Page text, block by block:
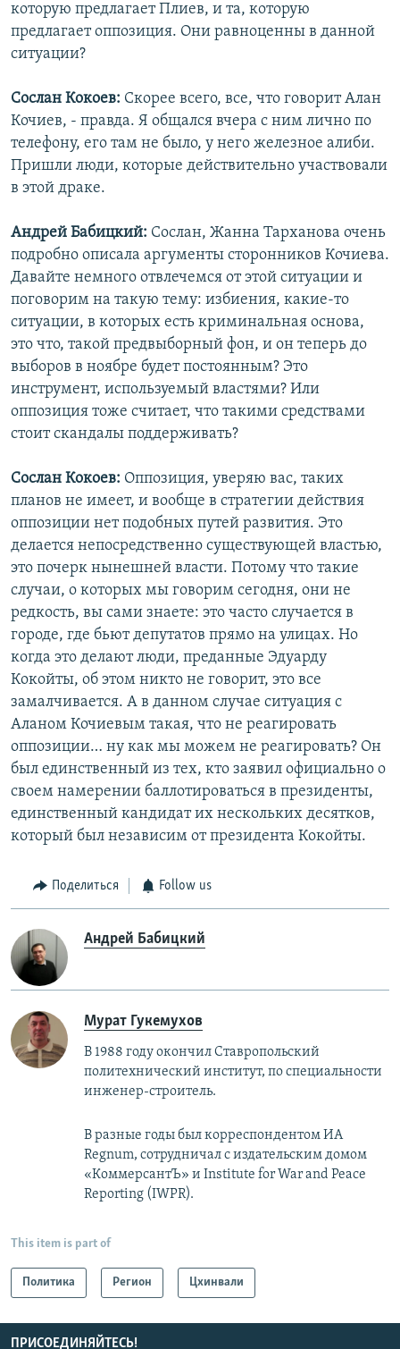
которую предлагает Плиев, и та, которую
предлагает оппозиция. Они равноценны в данной
ситуации?
Сослан Кокоев: Скорее всего, все, что говорит Алан
Кочиев, - правда. Я общался вчера с ним лично по
телефону, его там не было, у него железное алиби.
Пришли люди, которые действительно участвовали
в этой драке.
Андрей Бабицкий: Сослан, Жанна Тарханова очень
подробно описала аргументы сторонников Кочиева.
Давайте немного отвлечемся от этой ситуации и
поговорим на такую тему: избиения, какие-то
ситуации, в которых есть криминальная основа,
это что, такой предвыборный фон, и он теперь до
выборов в ноябре будет постоянным? Это
инструмент, используемый властями? Или
оппозиция тоже считает, что такими средствами
стоит скандалы поддерживать?
Сослан Кокоев: Оппозиция, уверяю вас, таких
планов не имеет, и вообще в стратегии действия
оппозиции нет подобных путей развития. Это
делается непосредственно существующей властью,
это почерк нынешней власти. Потому что такие
случаи, о которых мы говорим сегодня, они не
редкость, вы сами знаете: это часто случается в
городе, где бьют депутатов прямо на улицах. Но
когда это делают люди, преданные Эдуарду
Кокойты, об этом никто не говорит, это все
замалчивается. А в данном случае ситуация с
Аланом Кочиевым такая, что не реагировать
оппозиции… ну как мы можем не реагировать? Он
был единственный из тех, кто заявил официально о
своем намерении баллотироваться в президенты,
единственный кандидат их нескольких десятков,
который был независим от президента Кокойты.
Поделиться Follow us
Андрей Бабицкий
Мурат Гукемухов
В 1988 году окончил Ставропольский
политехнический институт, по специальности
инженер-строитель.
В разные годы был корреспондентом ИА
Regnum, сотрудничал с издательским домом
«КоммерсантЪ» и ​Institute for War and Peace
Reporting (IWPR).
This item is part of
Политика Регион Цхинвали
ПРИСОЕДИНЯЙТЕСЬ!